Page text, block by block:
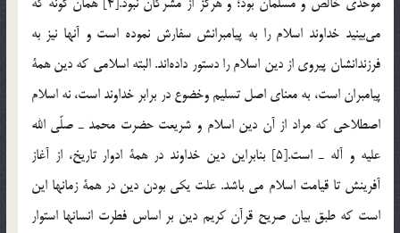
مي‌بينيد خداوند اسلام را به پيامبرانش سفارش نموده است و آنها نيز به
فرزندانشان پيروي از دين اسلام را دستور داده‌اند. البته اسلامي كه دين همة
پيامبران است، به معناي اصل تسليم وخضوع در برابر خداوند است، نه اسلام
اصطلاحي كه مراد از آن دين اسلام و شريعت حضرت محمد ـ صلّي الله
عليه و آله ـ است.[5] بنابراين دين خداوند در همة ادوار تاريخ، از آغاز
آفرينش تا قيامت اسلام مي باشد. علت يكي بودن دين در همة زمانها اين
است كه طبق بيان صريح قرآن كريم دين بر اساس فطرت انسانها استوار